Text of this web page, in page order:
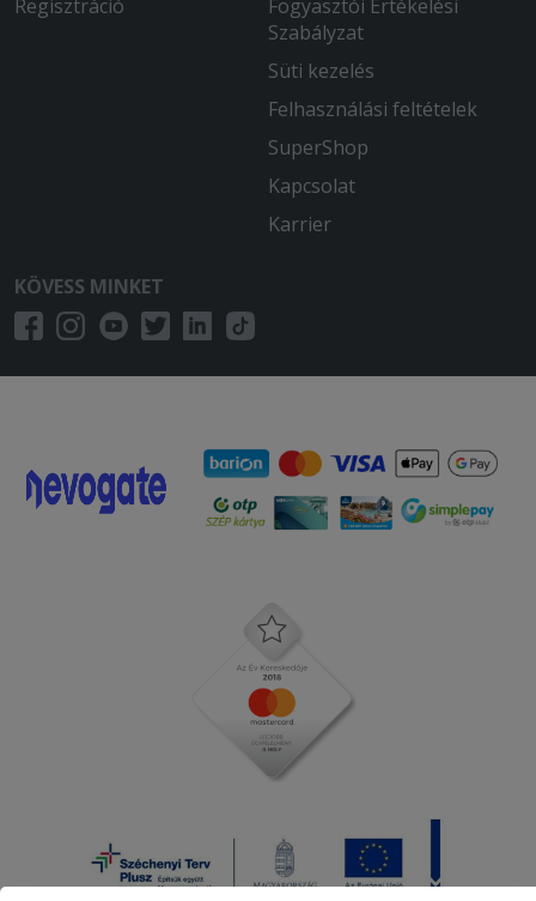
Regisztráció
Fogyasztói Értékelési
Szabályzat
Süti kezelés
Felhasználási feltételek
SuperShop
Kapcsolat
Karrier
KÖVESS MINKET